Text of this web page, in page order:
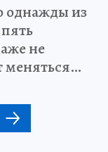
однажды из
не
меняться…